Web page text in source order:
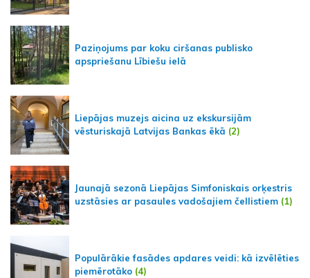
Paziņojums par koku ciršanas publisko
apspriešanu Lībiešu ielā
Liepājas muzejs aicina uz ekskursijām
vēsturiskajā Latvijas Bankas ēkā (2)
Jaunajā sezonā Liepājas Simfoniskais orķestris
uzstāsies ar pasaules vadošajiem čellistiem (1)
Populārākie fasādes apdares veidi: kā izvēlēties
piemērotāko (4)